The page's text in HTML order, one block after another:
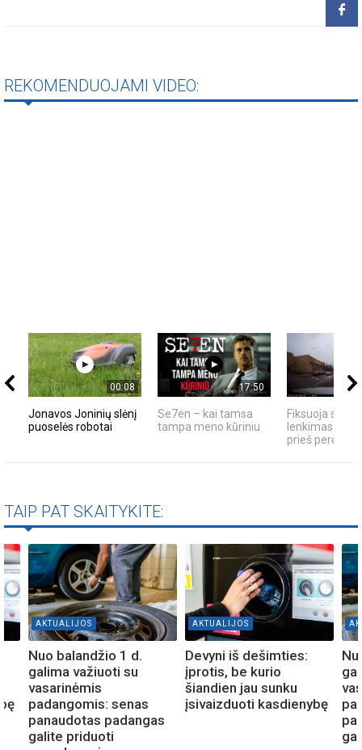
REKOMENDUOJAMI VIDEO:
00:08
Jonavos Joninių slėnį
puoselės robotai
17:50
Se7en – kai tamsa
tampa meno kūriniu
Fiksuoja
lenkimas per
prieš perėją -...
TAIP PAT SKAITYKITE:
AKTUALIJOS
Nuo balandžio 1 d.
galima važiuoti su
vasarinėmis
padangomis: senas
panaudotas padangas
galite priduoti
AKTUALIJOS
Devyni iš dešimties:
įprotis, be kurio
šiandien jau sunku
įsivaizduoti kasdienybę